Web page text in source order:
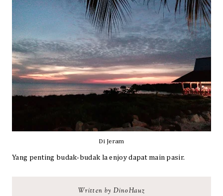
Di Jeram
Yang penting budak-budak la enjoy dapat main pasir.
Written by DinoHauz